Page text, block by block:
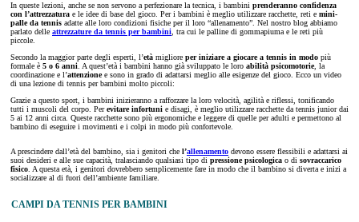
In queste lezioni, anche se non servono a perfezionare la tecnica, i bambini prenderanno confidenza
con l’attrezzatura e le idee di base del gioco. Per i bambini è meglio utilizzare racchette, reti e mini-
palle da tennis adatte alle loro condizioni fisiche per il loro “allenamento”. Nel nostro blog abbiamo
parlato delle attrezzature da tennis per bambini , tra cui le palline di gommapiuma e le reti più
piccole.
Secondo la maggior parte degli esperti, l’età migliore per iniziare a giocare a tennis in modo più
formale è 5 o 6 anni . A quest’età i bambini hanno già sviluppato le loro abilità psicomotorie, la
coordinazione e l’attenzionee sono in grado di adattarsi meglio alle esigenze del gioco. Ecco un video
di una lezione di tennis per bambini molto piccoli:
Grazie a questo sport, i bambini inizieranno a rafforzare la loro velocità, agilità e riflessi, tonificando
tutti i muscoli del corpo. Perevitare infortuni e disagi, è meglio utilizzare racchette da tennis junior dai
5 ai 12 anni circa. Queste racchette sono più ergonomiche e leggere di quelle per adulti e permettono al
bambino di eseguire i movimenti e i colpi in modo più confortevole.
A prescindere dall’età del bambino, sia i genitori che l’allenamento devono essere flessibili e adattarsi ai
suoi desideri e alle sue capacità, tralasciando qualsiasi tipo di pressione psicologica o di sovraccarico
fisico . A questa età, i genitori dovrebbero semplicemente fare in modo che il bambino si diverta e inizi a
socializzare al di fuori dell’ambiente familiare.
CAMPI DA TENNIS PER BAMBINI